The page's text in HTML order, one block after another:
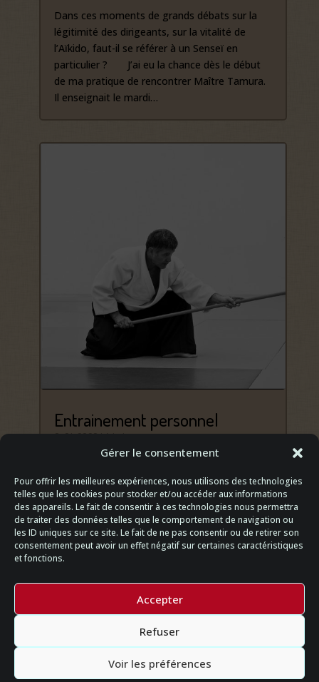
Gérer le consentement
Pour offrir les meilleures expériences, nous utilisons des technologies
telles que les cookies pour stocker et/ou accéder aux informations
des appareils. Le fait de consentir à ces technologies nous permettra
de traiter des données telles que le comportement de navigation ou
les ID uniques sur ce site. Le fait de ne pas consentir ou de retirer son
consentement peut avoir un effet négatif sur certaines caractéristiques
et fonctions.
Accepter
Refuser
Voir les préférences
Dans ces moments de grands débats sur la
légitimité des dirigeants, sur la vitalité de
l’Aïkido, faut-il se référer à un Senseï en
particulier ? J’ai eu la chance dès le début
de ma pratique de rencontrer Maître Tamura.
Il enseignait le mardi…
Entrainement personnel
6. 01. 2020|Aïkido
Comme on ne peut jouer au tennis sans balle,
on ne peut pratiquer l’Aïkido sans l’autre, les
autres. Sans Uke, pas de Tori et sans attaque
pas de défense. Si ce seul aspect physique ne
résume pas l’Aïkido chacun sait que la pratique
passe par le…
Politique de confidentialié